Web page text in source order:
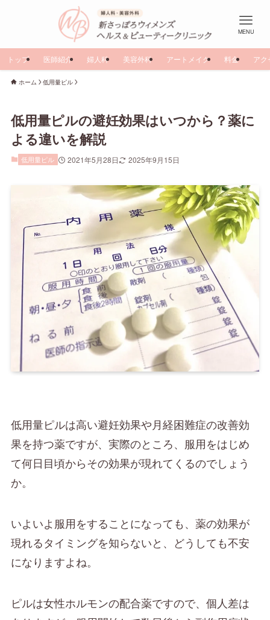
MENU
トップ 医師紹介 婦人科 美容外科 アートメイク 料金 アク
ホーム 低用量ピル
低用量ピルの避妊効果はいつから？薬に
よる違いを解説
低用量ピル 2021年5月28日 2025年9月15日
低用量ピルは高い避妊効果や月経困難症の改善効
果を持つ薬ですが、実際のところ、服用をはじめ
て何日目頃からその効果が現れてくるのでしょう
か。
いよいよ服用をすることになっても、薬の効果が
現れるタイミングを知らないと、どうしても不安
になりますよね。
ピルは女性ホルモンの配合薬ですので、個人差は